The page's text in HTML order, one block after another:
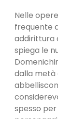
Nelle
frequente
addirittura
spiega le
dalla metà
spesso